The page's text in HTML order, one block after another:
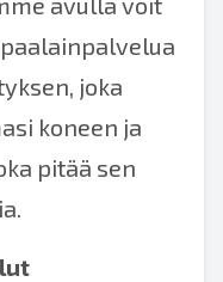
joka
koneen ja
pitää sen